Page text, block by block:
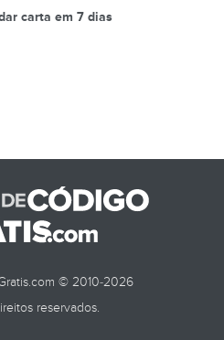
carta em 7 dias
© 2010-2026
reservados.